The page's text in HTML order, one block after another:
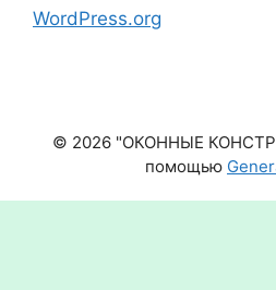
WordPress.org
© 2026 "ОКОННЫЕ
помощью